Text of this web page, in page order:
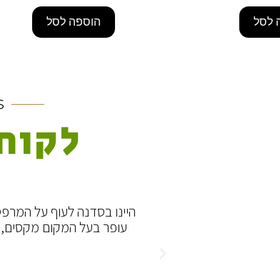
לסל הוספה לסל
היינו בסדנה לעוף על המרפסת ומאוד נהננו,
עופר בעל המקום מקסים, עונה לשאלות